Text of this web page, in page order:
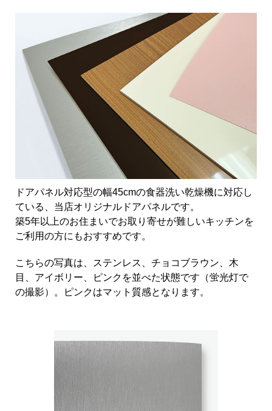
ドアパネル対応型の幅45cmの食器洗い乾燥機に対応し
ている、当店オリジナルドアパネルです。
築5年以上のお住まいでお取り寄せが難しいキッチンを
ご利用の方にもおすすめです。
こちらの写真は、ステンレス、チョコブラウン、木
目、アイボリー、ピンクを並べた状態です（蛍光灯で
の撮影）。ピンクはマット質感となります。